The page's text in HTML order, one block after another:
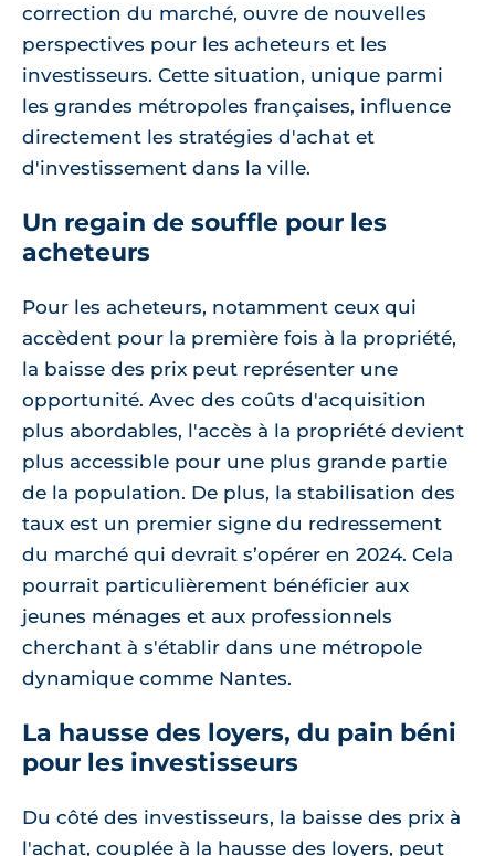
correction du marché, ouvre de nouvelles
perspectives pour les acheteurs et les
investisseurs. Cette situation, unique parmi
les grandes métropoles françaises, influence
directement les stratégies d'achat et
d'investissement dans la ville.
Un regain de souffle pour les
acheteurs
Pour les acheteurs, notamment ceux qui
accèdent pour la première fois à la propriété,
la baisse des prix peut représenter une
opportunité. Avec des coûts d'acquisition
plus abordables, l'accès à la propriété devient
plus accessible pour une plus grande partie
de la population. De plus, la stabilisation des
taux est un premier signe du redressement
du marché qui devrait s’opérer en 2024. Cela
pourrait particulièrement bénéficier aux
jeunes ménages et aux professionnels
cherchant à s'établir dans une métropole
dynamique comme Nantes.
La hausse des loyers, du pain béni
pour les investisseurs
Du côté des investisseurs, la baisse des prix à
l'achat, couplée à la hausse des loyers, peut